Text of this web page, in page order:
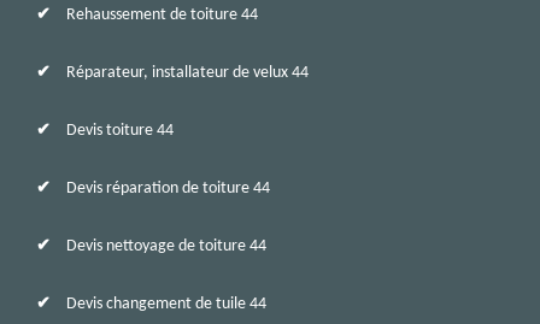
Rehaussement de toiture 44
Réparateur, installateur de velux 44
Devis toiture 44
Devis réparation de toiture 44
Devis nettoyage de toiture 44
Devis changement de tuile 44